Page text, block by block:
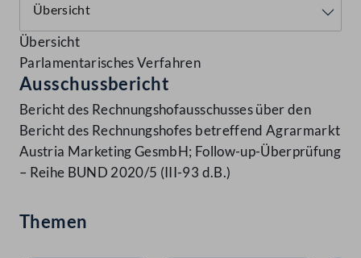
Übersicht
Parlamentarisches Verfahren
Ausschussbericht
Bericht des Rechnungshofausschusses über den
Bericht des Rechnungshofes betreffend Agrarmarkt
Austria Marketing GesmbH; Follow-up-Überprüfung
– Reihe BUND 2020/5 (III-93 d.B.)
Themen